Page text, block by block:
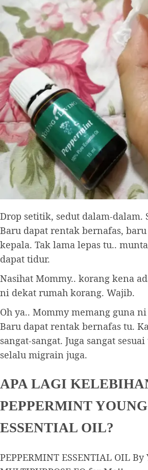
Drop setitik, sedut dalam-dalam.
Baru dapat rentak bernafas,
kepala. Tak lama lepas tu..
dapat tidur.
Nasihat Mommy.. korang kena
ni dekat rumah korang. Wajib.
Oh ya.. Mommy memang guna
Baru dapat rentak bernafas tu.
sangat-sangat. Juga sangat
selalu migrain juga.
APA LAGI
PEPPERMINT
ESSENTIAL OIL?
PEPPERMINT ESSENTIAL OIL